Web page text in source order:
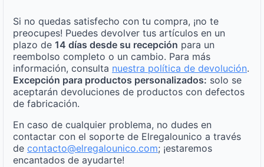
Si no quedas satisfecho con tu compra, ¡no te
preocupes! Puedes devolver tus artículos en un
plazo de 14 días desde su recepción para un
reembolso completo o un cambio. Para más
información, consulta nuestra política de devolución.
Excepción para productos personalizados: solo se
aceptarán devoluciones de productos con defectos
de fabricación.
En caso de cualquier problema, no dudes en
contactar con el soporte de Elregalounico a través
de contacto@elregalounico.com; ¡estaremos
encantados de ayudarte!